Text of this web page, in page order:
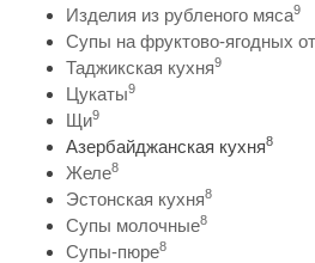
Изделия из рубленого мяса9
Супы на фруктово-ягодных
Таджикская кухня9
Цукаты9
Щи9
Азербайджанская кухня8
Желе8
Эстонская кухня8
Супы молочные8
Супы-пюре8